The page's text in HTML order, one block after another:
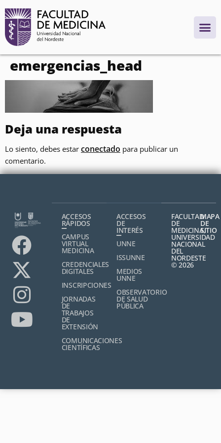
contenido
emergencias_head
Deja una respuesta
Lo siento, debes estar conectado para publicar un
comentario.
ACCESOS
RÁPIDOS
CAMPUS
VIRTUAL
MEDICINA
CREDENCIALES
DIGITALES
INSCRIPCIONES
JORNADAS
DE
TRABAJOS
DE
EXTENSIÓN
COMUNICACIONES
CIENTÍFICAS
ACCESOS
DE
INTERÉS
UNNE
ISSUNNE
MEDIOS
UNNE
OBSERVATORIO
DE SALUD
PÚBLICA
FACULTAD
DE
MEDICINA,
UNIVERSIDAD
NACIONAL
DEL
NORDESTE
© 2026
MAPA
DE
SITIO